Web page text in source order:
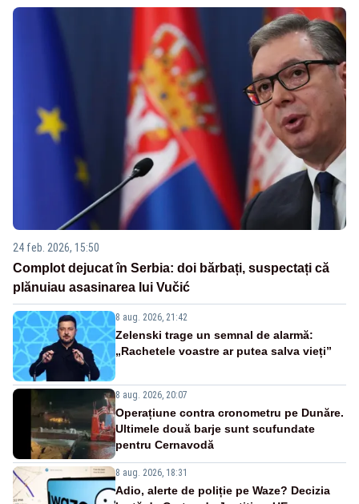
24 feb. 2026, 15:50
Complot dejucat în Serbia: doi bărbați, suspectați că
plănuiau asasinarea lui Vučić
8 aug. 2026, 21:42
Zelenski trage un semnal de alarmă:
„Rachetele voastre ar putea salva vieți”
8 aug. 2026, 20:07
Operațiune contra cronometru pe Dunăre.
Ultimele două barje sunt scufundate
pentru Cernavodă
8 aug. 2026, 18:31
Adio, alerte de poliție pe Waze? Decizia